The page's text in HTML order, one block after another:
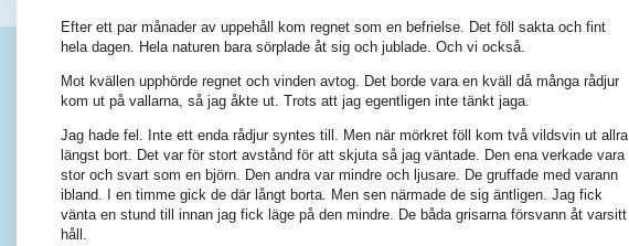
Efter ett par månader av uppehåll kom regnet som en befrielse. Det föll sakta och fint
hela dagen. Hela naturen bara sörplade åt sig och jublade. Och vi också.
Mot kvällen upphörde regnet och vinden avtog. Det borde vara en kväll då många rådjur
kom ut på vallarna, så jag åkte ut. Trots att jag egentligen inte tänkt jaga.
Jag hade fel. Inte ett enda rådjur syntes till. Men när mörkret föll kom två vildsvin ut allra
längst bort. Det var för stort avstånd för att skjuta så jag väntade. Den ena verkade vara
stor och svart som en björn. Den andra var mindre och ljusare. De gruffade med varann
ibland. I en timme gick de där långt borta. Men sen närmade de sig äntligen. Jag fick
vänta en stund till innan jag fick läge på den mindre. De båda grisarna försvann åt varsitt
håll.